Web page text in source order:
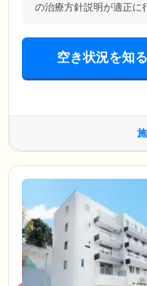
の治療方針説明が適正に
空き状況を知る